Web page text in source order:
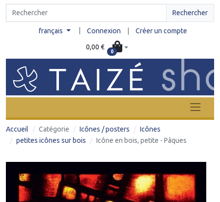
Rechercher
français Connexion Créer un compte
0,00 €
0
Accueil Catégorie Icônes / posters
Icônes
petites icônes sur bois
Icône en bois, petite - Pâques